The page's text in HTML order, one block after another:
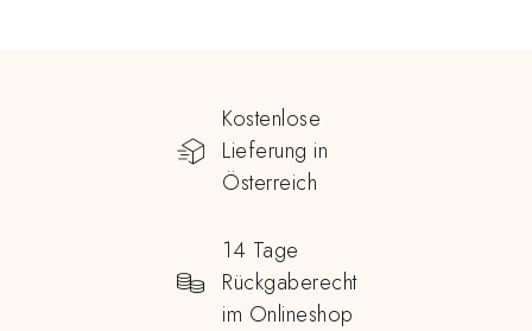
Kostenlose
Lieferung in
Österreich
14 Tage
Rückgaberecht
im Onlineshop